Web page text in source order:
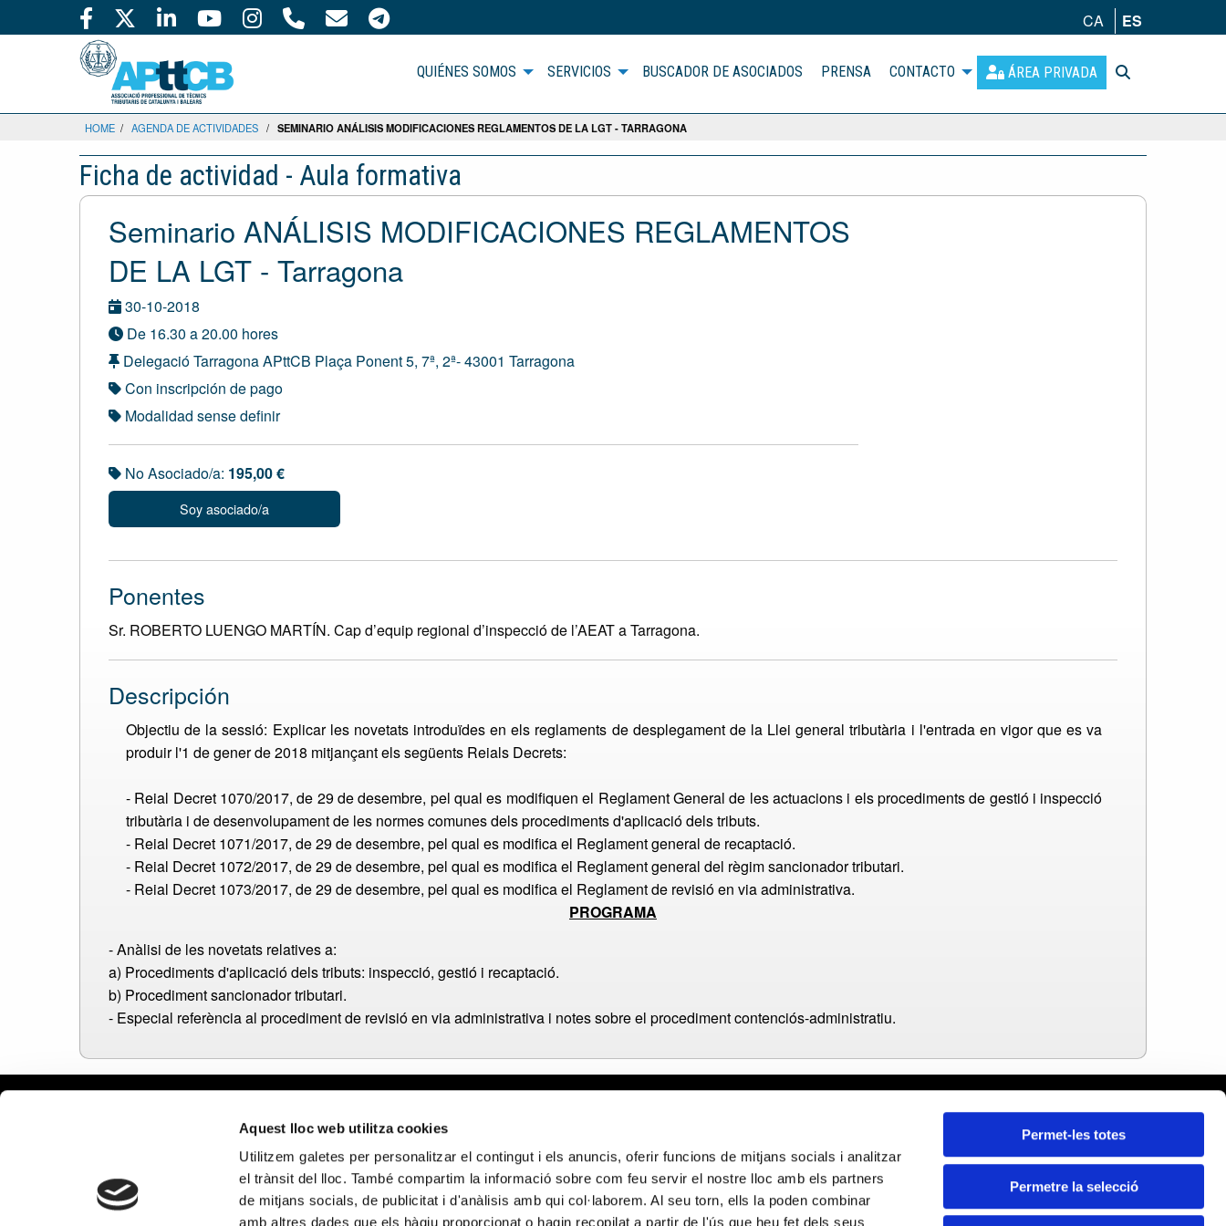
Aquest lloc web utilitza cookies
Utilitzem galetes per personalitzar el contingut i els anuncis, oferir funcions de mitjans socials i analitzar
el trànsit del lloc. També compartim la informació sobre com feu servir el nostre lloc amb els partners
de mitjans socials, de publicitat i d'anàlisis amb qui col·laborem. Al seu torn, ells la poden combinar
amb altres dades que els hàgiu proporcionat o hagin recopilat a partir de l'ús que heu fet dels seus
Permet-les totes
Permetre la selecció
CA ES
QUIÉNES SOMOS SERVICIOS BUSCADOR DE ASOCIADOS PRENSA CONTACTO ÁREA PRIVADA
HOME / AGENDA DE ACTIVIDADES / SEMINARIO ANÁLISIS MODIFICACIONES REGLAMENTOS DE LA LGT - TARRAGONA
Ficha de actividad - Aula formativa
Seminario ANÁLISIS MODIFICACIONES REGLAMENTOS
DE LA LGT - Tarragona
30-10-2018
De 16.30 a 20.00 hores
Delegació Tarragona APttCB Plaça Ponent 5, 7ª, 2ª- 43001 Tarragona
Con inscripción de pago
Modalidad sense definir
No Asociado/a: 195,00 €
Soy asociado/a
Ponentes
Sr. ROBERTO LUENGO MARTÍN. Cap d’equip regional d’inspecció de l’AEAT a Tarragona.
Descripción
Objectiu de la sessió: Explicar les novetats introduïdes en els reglaments de desplegament de la Llei general tributària i l'entrada en vigor que es va
produir l'1 de gener de 2018 mitjançant els següents Reials Decrets:
- Reial Decret 1070/2017, de 29 de desembre, pel qual es modifiquen el Reglament General de les actuacions i els procediments de gestió i inspecció
tributària i de desenvolupament de les normes comunes dels procediments d'aplicació dels tributs.
- Reial Decret 1071/2017, de 29 de desembre, pel qual es modifica el Reglament general de recaptació.
- Reial Decret 1072/2017, de 29 de desembre, pel qual es modifica el Reglament general del règim sancionador tributari.
- Reial Decret 1073/2017, de 29 de desembre, pel qual es modifica el Reglament de revisió en via administrativa.
PROGRAMA
- Anàlisi de les novetats relatives a:
a) Procediments d'aplicació dels tributs: inspecció, gestió i recaptació.
b) Procediment sancionador tributari.
- Especial referència al procediment de revisió en via administrativa i notes sobre el procediment contenciós-administratiu.
Política de privacidad
Política de cookies
Política de privacidad
en redes sociales
Delegación Lleida
Delegación Girona
Delegación Tarragona